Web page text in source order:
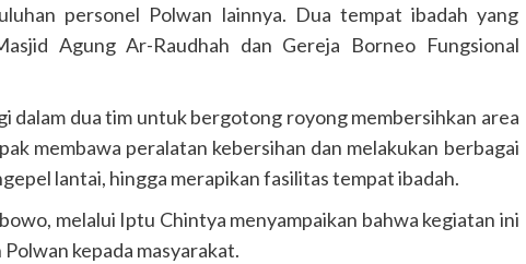
personel Polwan lainnya. Dua tempat ibadah yang
Agung Ar-Raudhah dan Gereja Borneo Fungsional
dalam dua tim untuk bergotong royong membersihkan area
membawa peralatan kebersihan dan melakukan berbagai
lantai, hingga merapikan fasilitas tempat ibadah.
melalui Iptu Chintya menyampaikan bahwa kegiatan ini
kepada masyarakat.